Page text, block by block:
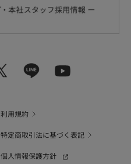
利用規約
特定商取引法に基づく表記
個人情報保護方針